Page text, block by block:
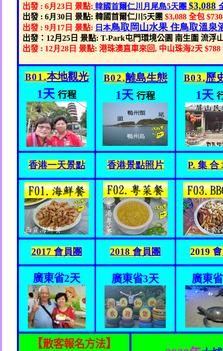
出發 : 6月23 日 景點: 韓國首爾仁川月尾島5天團 $3,088
出發 : 6月30 日 景點: 韓國首爾仁川5天團 $3,088全包 $730
出發 : 9月17 日 景點: 日本鳥取岡山水果 住鳥取溫泉
出發： 12月25 日景點: T-Park屯門環境公園 南生圍 流浮
出發 : 12月28 日 景點:港珠澳直車來回, 中山珠海2天 $788
B01.本地觀光
1天 行程
B02.離島生態
1天 行程
B03.歷
1天
香港一天景點 香港景點照片 P.集 合
2017 會員團 2018 會員團 2019
廣東省2天 廣東省3天 廣東省
【散客報名方法】